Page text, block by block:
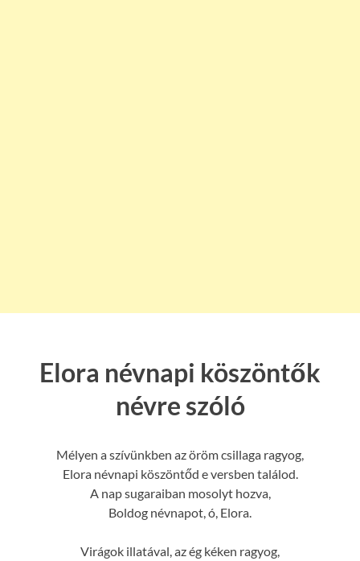
Elora névnapi köszöntők
névre szóló
Mélyen a szívünkben az öröm csillaga ragyog,
Elora névnapi köszöntőd e versben találod.
A nap sugaraiban mosolyt hozva,
Boldog névnapot, ó, Elora.
Virágok illatával, az ég kéken ragyog,